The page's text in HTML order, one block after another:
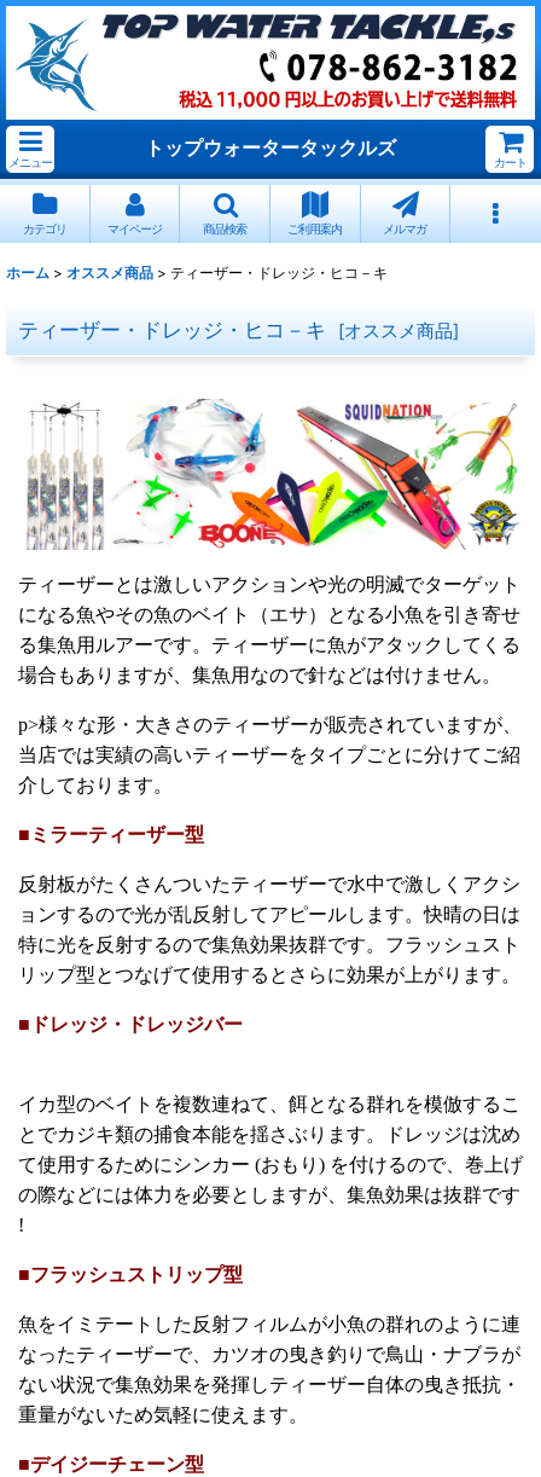
メニュー
トップウォータータックルズ
カート
カテゴリ マイページ 商品検索 ご利用案内 メルマガ
ホーム > オススメ商品 > ティーザー・ドレッジ・ヒコ－キ
ティーザー・ドレッジ・ヒコ－キ [オススメ商品]
ティーザーとは激しいアクションや光の明滅でターゲット
になる魚やその魚のベイト（エサ）となる小魚を引き寄せ
る集魚用ルアーです。ティーザーに魚がアタックしてくる
場合もありますが、集魚用なので針などは付けません。
p>様々な形・大きさのティーザーが販売されていますが、
当店では実績の高いティーザーをタイプごとに分けてご紹
介しております。
■ミラーティーザー型
反射板がたくさんついたティーザーで水中で激しくアクシ
ョンするので光が乱反射してアピールします。快晴の日は
特に光を反射するので集魚効果抜群です。フラッシュスト
リップ型とつなげて使用するとさらに効果が上がります。
■ドレッジ・ドレッジバー
イカ型のベイトを複数連ねて、餌となる群れを模倣するこ
とでカジキ類の捕食本能を揺さぶります。ドレッジは沈め
て使用するためにシンカー (おもり) を付けるので、巻上げ
の際などには体力を必要としますが、集魚効果は抜群です
!
■フラッシュストリップ型
魚をイミテートした反射フィルムが小魚の群れのように連
なったティーザーで、カツオの曳き釣りで鳥山・ナブラが
ない状況で集魚効果を発揮しティーザー自体の曳き抵抗・
重量がないため気軽に使えます。
■デイジーチェーン型